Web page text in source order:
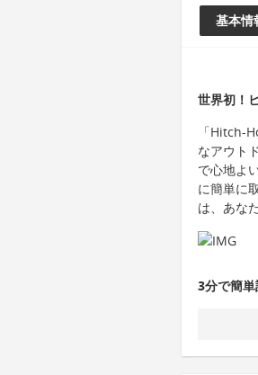
基本情
世界初！
「Hitch-
なアウト
で心地よ
に簡単に
は、あな
3分で簡